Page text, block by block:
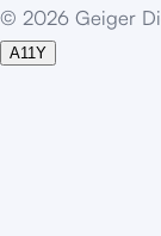
© 2026 Geiger Di
A11Y